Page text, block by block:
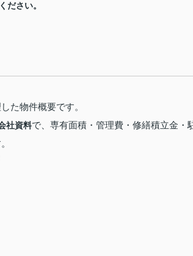
ださい。
た物件概要です。
社資料で、専有面積・管理費・修繕積立金・